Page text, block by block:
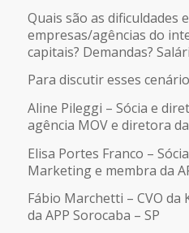
Quais são as dificuldades
empresas/agências do
capitais? Demandas?
Para discutir esses
Aline Pileggi – Sócia e
agência MOV e diretora
Elisa Portes Franco –
Marketing e membra da
Fábio Marchetti – CVO
da APP Sorocaba – SP